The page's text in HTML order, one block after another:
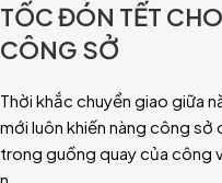
TỐC ĐÓN TẾT
CÔNG SỞ
Thời khắc chuyển giao giữa
mới luôn khiến nàng công sở
trong guồng quay của công